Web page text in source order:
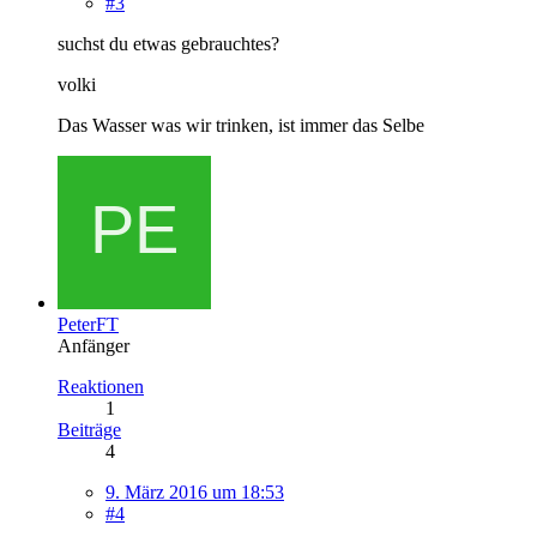
suchst du etwas gebrauchtes?
volki
Das Wasser was wir trinken, ist immer das Selbe
PeterFT
Anfänger
Reaktionen
1
Beiträge
4
9. März 2016 um 18:53
#4